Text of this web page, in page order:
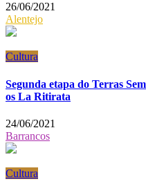
26/06/2021
Alentejo
Cultura
Segunda etapa do Terras
os La Ritirata
24/06/2021
Barrancos
Cultura